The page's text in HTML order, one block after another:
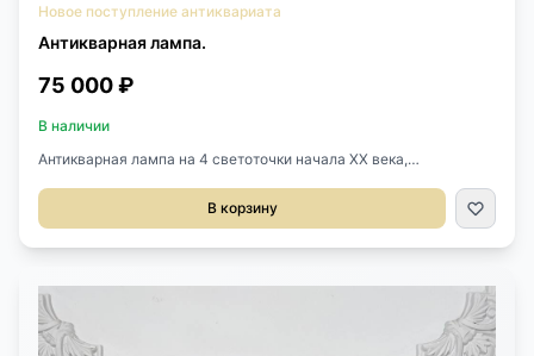
Новое поступление антиквариата
Антикварная лампа.
75 000 ₽
В наличии
Антикварная лампа на 4 светоточки начала XX века,
экранов регулируется по высоте.Размер 31х17х78h см.
В корзину